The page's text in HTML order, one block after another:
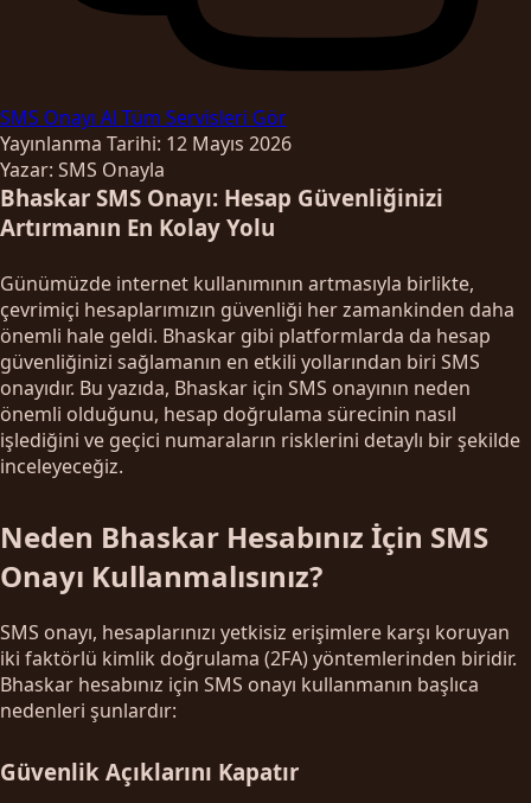
SMS Onayı Al Tüm Servisleri Gör
Yayınlanma Tarihi: 12 Mayıs 2026
Yazar: SMS Onayla
Bhaskar SMS Onayı: Hesap Güvenliğinizi
Artırmanın En Kolay Yolu
Günümüzde internet kullanımının artmasıyla birlikte,
çevrimiçi hesaplarımızın güvenliği her zamankinden daha
önemli hale geldi. Bhaskar gibi platformlarda da hesap
güvenliğinizi sağlamanın en etkili yollarından biri SMS
onayıdır. Bu yazıda, Bhaskar için SMS onayının neden
önemli olduğunu, hesap doğrulama sürecinin nasıl
işlediğini ve geçici numaraların risklerini detaylı bir şekilde
inceleyeceğiz.
Neden Bhaskar Hesabınız İçin SMS
Onayı Kullanmalısınız?
SMS onayı, hesaplarınızı yetkisiz erişimlere karşı koruyan
iki faktörlü kimlik doğrulama (2FA) yöntemlerinden biridir.
Bhaskar hesabınız için SMS onayı kullanmanın başlıca
nedenleri şunlardır:
Güvenlik Açıklarını Kapatır